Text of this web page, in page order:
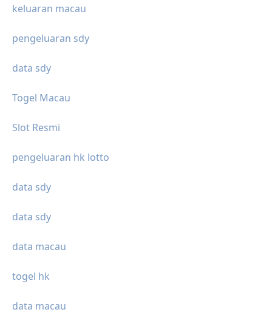
keluaran macau
pengeluaran sdy
data sdy
Togel Macau
Slot Resmi
pengeluaran hk lotto
data sdy
data sdy
data macau
togel hk
data macau